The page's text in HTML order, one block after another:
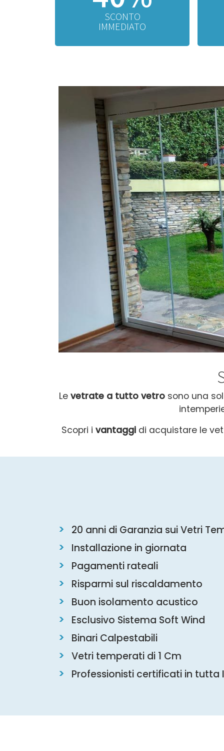
SCONTO
IMMEDIATO
Le vetrate a tutto vetrosono una
Scopri i vantaggi di acquistare le
20 anni di Garanzia sui Vetri
Installazione in giornata
Pagamenti rateali
Risparmi sul riscaldamento
Buon isolamento acustico
Esclusivo Sistema Soft Wind
Binari Calpestabili
Vetri temperati di 1 Cm
Professionisti certificati in tutta